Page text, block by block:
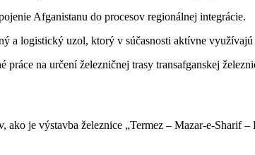
Afganistanu do procesov regionálnej integrácie.
a logistický uzol, ktorý v súčasnosti aktívne
na určení železničnej trasy transafganskej
je výstavba železnice „Termez – Mazar-e-Sharif